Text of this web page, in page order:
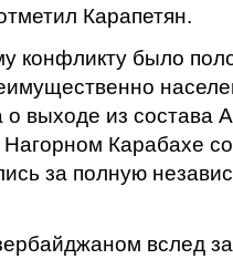
Карапетян.
конфликту было
о выходе из состава
Нагорном Карабахе
за полную
вслед